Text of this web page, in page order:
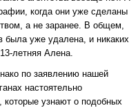
когда они уже сделаны
а не заранее. В общем,
была уже удалена, и никаких
летняя Алена.
по заявлению нашей
настоятельно
узнают о подобных